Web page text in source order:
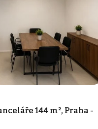
144 m², Praha -